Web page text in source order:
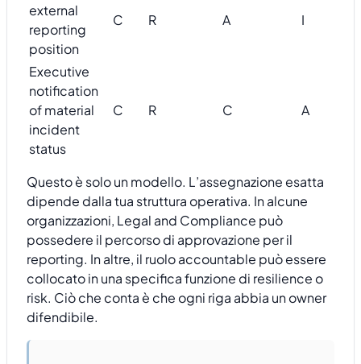
external
reporting
position
C R A I
Executive
notification
of material
incident
status
C R C A
Questo è solo un modello. L’assegnazione esatta
dipende dalla tua struttura operativa. In alcune
organizzazioni, Legal and Compliance può
possedere il percorso di approvazione per il
reporting. In altre, il ruolo accountable può essere
collocato in una specifica funzione di resilience o
risk. Ciò che conta è che ogni riga abbia un owner
difendibile.